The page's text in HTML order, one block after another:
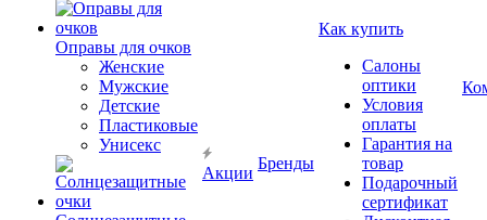
Оправы для очков
Женские
Мужские
Детские
Пластиковые
Унисекс
Акции
Бренды
Как купить
Салоны
оптики
Условия
оплаты
Гарантия на
товар
Подарочный
сертификат